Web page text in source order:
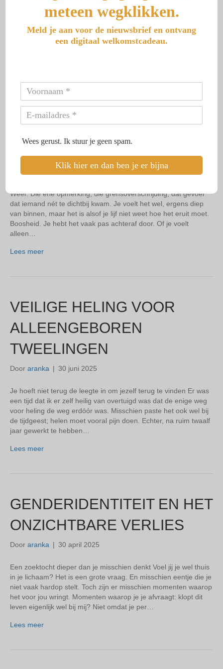
die het zelf weet. En ergens in dat stille, onuitgesproken
zorgen… raak jij steeds een stukje verder van jezelf verwijderd.
Eens? Je weet het misschien wel, diep van binnen. Dat je…
ZO BEINVLOEDT OUD
VERLIES JOUW GRENZEN
EN BOOSHEID
| 31 juli 2025
Wéér. Die ene opmerking, die grensoverschrijding, dat gevoel
dat iemand nét te dichtbij kwam. Je voelt het wel, ergens diep
van binnen, maar het is alsof je lijf niet weet hoe het eruit moet.
Boosheid. Je hebt het vaak pas achteraf door. Of je voelt
alleen…
Lees meer
VEILIGE HELING VOOR
ALLEENGEBOREN
TWEELINGEN
Door aranka | 30 juni 2025
Je hoeft niet terug de leegte in om jezelf terug te vinden Er was
een tijd dat ik er zelf heilig van overtuigd was dat de enige weg
voor heling de weg erdóór was. Misschien paste het ook wel bij
de tijdgeest; helen moet vooral pijn doen. Echter, na ruim twaalf
jaar gewerkt te hebben…
Lees meer
GENDERIDENTITEIT EN HET
ONZICHTBARE VERLIES
Door aranka | 30 april 2025
Een zoektocht dieper dan je misschien denkt Voel jij je wel thuis
in je lichaam? Het is een grote vraag. En misschien eentje die je
niet vaak hardop stelt. Toch zijn er misschien momenten waarop
het voor jou wringt. Momenten waarop je je afvraagt: klopt dit
leven eigenlijk wel bij mij? Niet omdat je per…
Lees meer
meteen wegklikken.
Meld je aan voor de nieuwsbrief en ontvang
een digitaal welkomstcadeau.
Wees gerust. Ik stuur je geen spam.
Klik hier en dan ben je er bijna